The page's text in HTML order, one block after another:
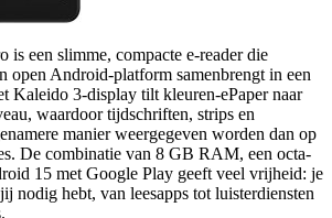
is een slimme, compacte e-reader die
open Android-platform samenbrengt in een
Kaleido 3-display tilt kleuren-ePaper naar
waardoor tijdschriften, strips en
manier weergegeven worden dan op
De combinatie van 8 GB RAM, een octa-
15 met Google Play geeft veel vrijheid: je
nodig hebt, van leesapps tot luisterdiensten